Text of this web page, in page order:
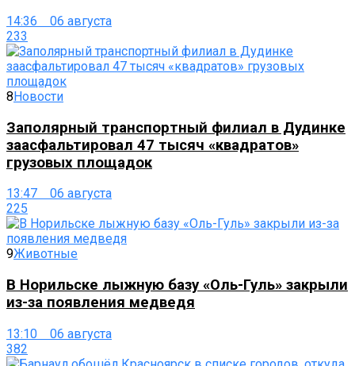
14:36 06 августа
233
8Новости
Заполярный транспортный филиал в Дудинке
заасфальтировал 47 тысяч «квадратов»
грузовых площадок
13:47 06 августа
225
9Животные
В Норильске лыжную базу «Оль-Гуль» закрыли
из-за появления медведя
13:10 06 августа
382